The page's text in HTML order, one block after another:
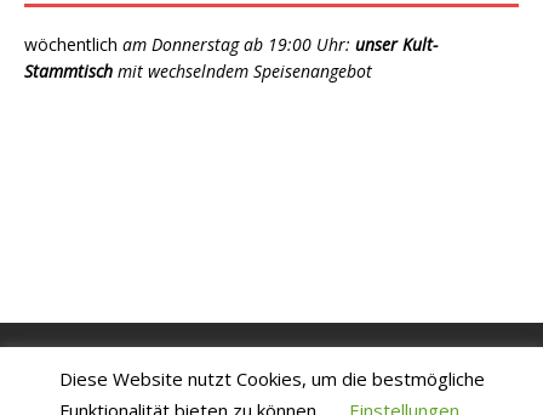
wöchentlich am Donnerstag ab 19:00 Uhr: unser Kult-
Stammtisch mit wechselndem Speisenangebot
Diese Website nutzt Cookies, um die bestmögliche
Funktionalität bieten zu können.
Einstellungen